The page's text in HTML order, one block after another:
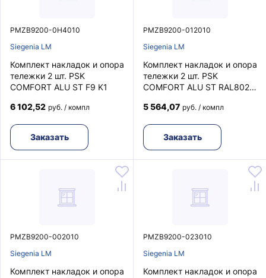
PMZB9200-0H4010
Siegenia LM
Комплект накладок и опора
тележки 2 шт. PSK
COMFORT ALU ST F9 K1
6 102,52 руб. / компл
Заказать
PMZB9200-012010
Siegenia LM
Комплект накладок и опора
тележки 2 шт. PSK
COMFORT ALU ST RAL8022
5 564,07 руб. / компл
Заказать
PMZB9200-002010
Siegenia LM
Комплект накладок и опора
PMZB9200-023010
Siegenia LM
Комплект накладок и опора